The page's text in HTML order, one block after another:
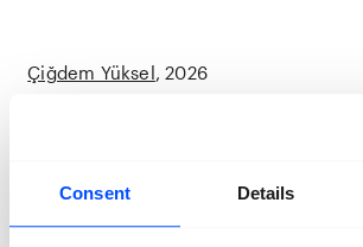
Consent Details
Çiğdem Yüksel 2026
De monochrome landschapsfoto’s van
Molen ontstaan uit het verlangen door
diep in het wezen van de